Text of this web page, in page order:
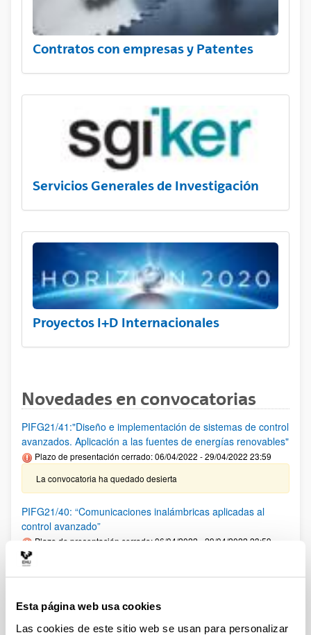
Esta página web usa cookies
Las cookies de este sitio web se usan para personalizar
Contratos con empresas y Patentes
Servicios Generales de Investigación
Proyectos I+D Internacionales
Novedades en convocatorias
PIFG21/41:"Diseño e implementación de sistemas de control
avanzados. Aplicación a las fuentes de energías renovables"
Plazo de presentación cerrado: 06/04/2022 - 29/04/2022 23:59
La convocatoria ha quedado desierta
PIFG21/40: “Comunicaciones inalámbricas aplicadas al
control avanzado”
Plazo de presentación cerrado: 06/04/2022 - 29/04/2022 23:59
Plazo de presentación cerrado: 29/03/2022 - 21/04/2022 23:59